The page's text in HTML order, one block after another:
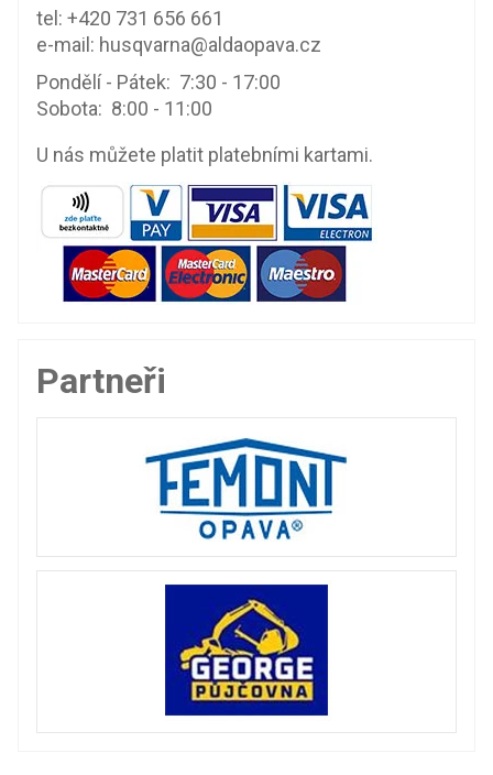
tel: +420 731 656 661
e-mail: husqvarna@aldaopava.cz
Pondělí - Pátek: 7:30 - 17:00
Sobota: 8:00 - 11:00
U nás můžete platit platebními kartami.
Partneři